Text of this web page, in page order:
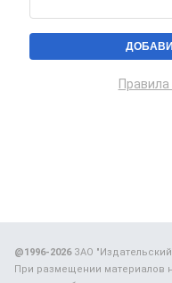
@1996-2026ЗАО
При размещении материалов